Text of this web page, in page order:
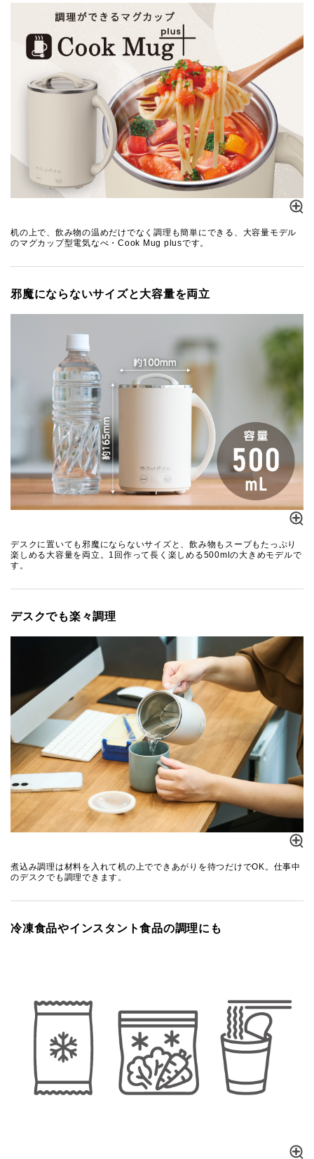
机の上で、飲み物の温めだけでなく調理も簡単にできる、大容量モデル
のマグカップ型電気なべ・Cook Mug plusです。
邪魔にならないサイズと大容量を両立
デスクに置いても邪魔にならないサイズと、飲み物もスープもたっぷり
楽しめる大容量を両立。1回作って長く楽しめる500mlの大きめモデルで
す。
デスクでも楽々調理
煮込み調理は材料を入れて机の上でできあがりを待つだけでOK。仕事中
のデスクでも調理できます。
冷凍食品やインスタント食品の調理にも